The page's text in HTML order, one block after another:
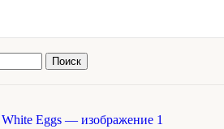
Поиск